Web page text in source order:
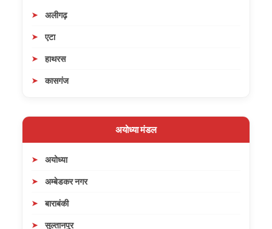
अलीगढ़
एटा
हाथरस
कासगंज
अयोध्या मंडल
अयोध्या
अम्बेडकर नगर
बाराबंकी
सुल्तानपुर